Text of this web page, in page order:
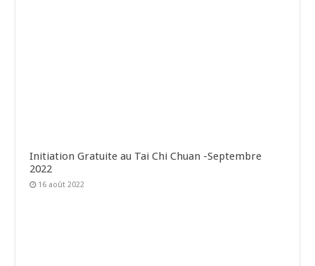
Initiation Gratuite au Tai Chi Chuan -Septembre
2022
16 août 2022